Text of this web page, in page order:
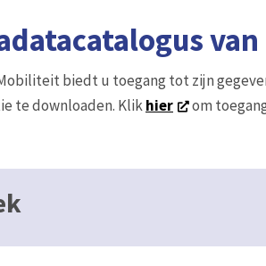
biedt u toegang tot zijn
te downloaden. Klikhier om